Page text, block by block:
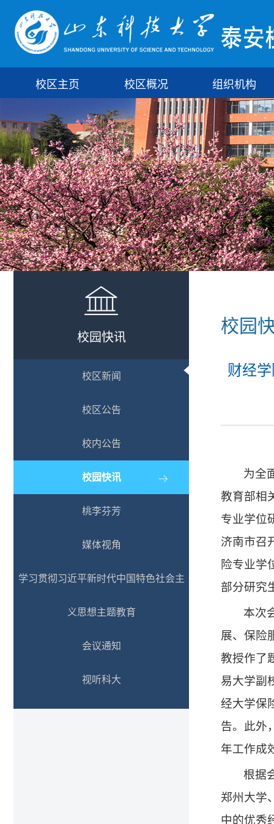
校区主页 校区概况 组织机构
校园快讯
校区新闻
校区公告
校内公告
校园快讯
桃李芬芳
媒体视角
学习贯彻习近平新时代中国特色社会主
义思想主题教育
会议通知
视听科大
校园
财经
为全
教育部相
专业学位
济南市召
险专业学
部分研究
本次
展、保险
教授作了
易大学副
经大学保
告。此外
年工作成
根据
郑州大学
中的优秀